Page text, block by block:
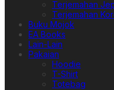
Terjemahan
Terjemahan
Buku Mojok
EA Books
Lain-Lain
Pakaian
Hoodie
T-Shirt
Totebag